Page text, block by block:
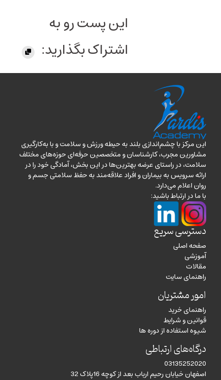
این پست رو به
اشتراک بگذارید:
این مرکز با چشم‌اندازی بلند به حیطه ورزش و سلامت و با به‌کارگیری
مشاورین مجرب، کارشناسان و متخصصین حرفه‌ای حوزه‌های مختلف
سلامت، در راستای عرضه بهترین‌ها در این بخش، آمادگی خود را در
ارائه سرویس به بیماران و افراد علاقه‌مند به حفظ سلامتی جسم و
روان اعلام می‌دارد.
با ما در ارتباط باشید:
دسترسی سریع
صفحه اصلی
آموزشی
مقالات
راهنمای سایت
امور مشتریان
راهنمای خرید
قوانین و شرایط
شیوه استفاده از دوره ها
درگاه‌های ارتباطی
03135252020
اصفهان خیابان رحیم ارباب بعد از کوچه 16پلاک 32